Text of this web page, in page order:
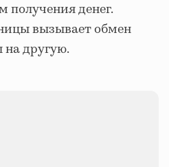
получения денег.
вызывает обмен
другую.